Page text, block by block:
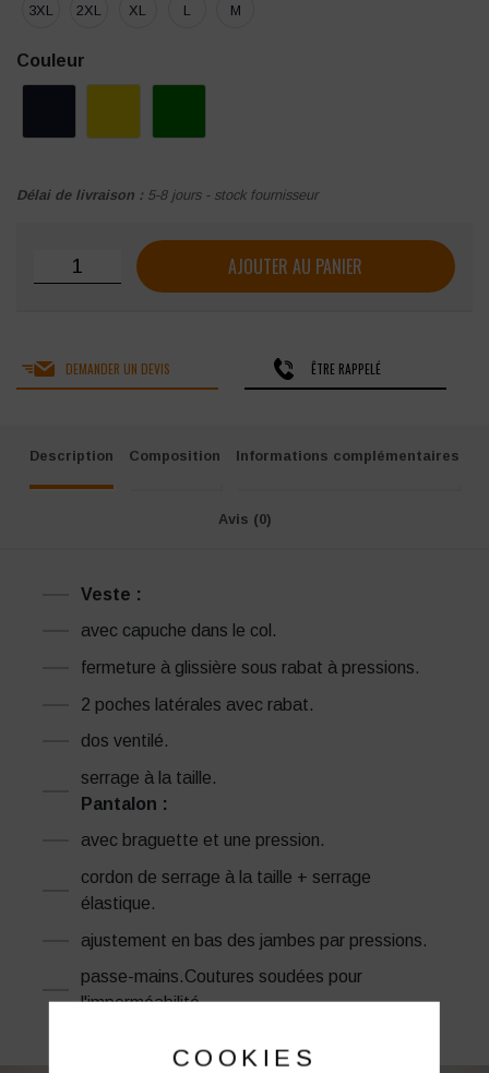
3XL 2XL XL L M
Couleur
Délai de livraison : 5-8 jours - stock fournisseur
quantité de Veste et pantalon de pluie poly/PVC Singer
AJOUTER AU PANIER
DEMANDER UN DEVIS ÊTRE RAPPELÉ
Description Composition Informations complémentaires
Avis (0)
Veste :
avec capuche dans le col.
fermeture à glissière sous rabat à pressions.
2 poches latérales avec rabat.
dos ventilé.
serrage à la taille.
Pantalon :
avec braguette et une pression.
cordon de serrage à la taille + serrage
élastique.
ajustement en bas des jambes par pressions.
passe-mains.Coutures soudées pour
l'imperméabilité.
COOKIES